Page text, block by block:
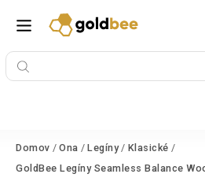
Domov / Ona / Legíny / Klasické /
GoldBee Legíny Seamless Balance